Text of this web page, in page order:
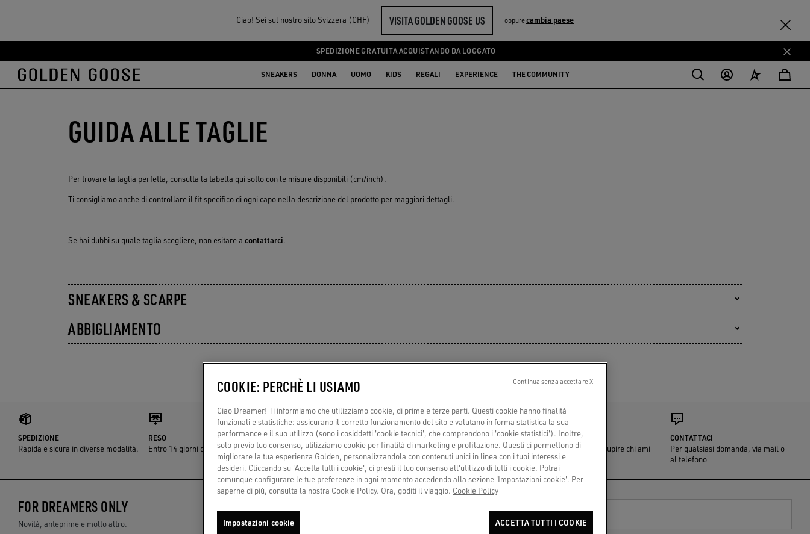
Ciao! Sei sul nostro sito Svizzera (CHF) VISITA GOLDEN GOOSE US oppurecambia paese
Vai
al
contenuto
Vai
al
contenuto
SPEDIZIONE GRATUITA ACQUISTANDO DA LOGGATO
SNEAKERS DONNA UOMO KIDS REGALI EXPERIENCE THE COMMUNITY
GUIDA ALLE TAGLIE
Per trovare la taglia perfetta, consulta la tabella qui sotto con le misure disponibili (cm/inch).
Ti consigliamo anche di controllare il fit specifico di ogni capo nella descrizione del prodotto per maggiori dettagli.
Se hai dubbi su quale taglia scegliere, non esitare acontattarci.
SNEAKERS & SCARPE
ABBIGLIAMENTO
SPEDIZIONE
Rapida e sicura in diverse modalità.
RESO
Entro 14 giorni dalla consegna
PAGAMENTI
Tramite carte o sicuri pagamenti
rateizzati
NOTIFY ME
Regalo esaurito? Disponibilità in
negozio o suggerimenti top per te
UN PACK SPECIALE
Ci pensiamo noi a stupire chi ami
CONTATTACI
Per qualsiasi domanda, via mail o
al telefono
FOR DREAMERS ONLY
Novità, anteprime e molto altro.
COOKIE: PERCHÈ LI USIAMO
Ciao Dreamer! Ti informiamo che utilizziamo cookie, di prime e terze parti. Questi cookie hanno finalità
funzionali e statistiche: assicurano il corretto funzionamento del sito e valutano in forma statistica la sua
performance e il suo utilizzo (sono i cosiddetti 'cookie tecnici', che comprendono i 'cookie statistici'). Inoltre,
solo previo tuo consenso, utilizziamo cookie per finalità di marketing e profilazione. Questi ci permettono di
migliorare la tua esperienza Golden, personalizzandola con contenuti unici in linea con i tuoi interessi e
desideri. Cliccando su 'Accetta tutti i cookie', ci presti il tuo consenso all'utilizzo di tutti i cookie. Potrai
comunque configurare le tue preferenze in ogni momento accedendo alla sezione 'Impostazioni cookie'. Per
saperne di più, consulta la nostra Cookie Policy. Ora, goditi il viaggio. Cookie Policy
Impostazioni cookie ACCETTA TUTTI I COOKIE
Continua senza accettare X